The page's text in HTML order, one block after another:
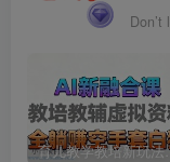
育儿教学教培新